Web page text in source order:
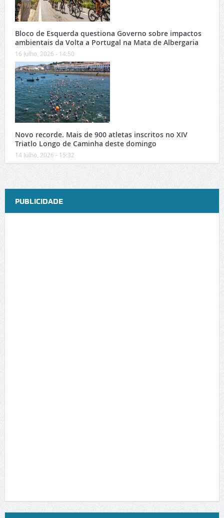
Bloco de Esquerda questiona Governo sobre impactos
ambientais da Volta a Portugal na Mata de Albergaria
16 Julho, 2026 - 14:50
Novo recorde. Mais de 900 atletas inscritos no XIV
Triatlo Longo de Caminha deste domingo
14 Julho, 2026 - 15:32
PUBLICIDADE